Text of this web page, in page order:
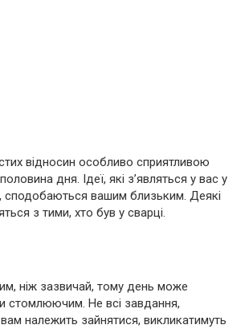
відносин особливо сприятливою
дня. Ідеї, які з’являться у вас у
сподобаються вашим близьким. Деякі
з тими, хто був у сварці.
ніж зазвичай, тому день може
стомлюючим. Не всі завдання,
належить зайнятися, викликатимуть